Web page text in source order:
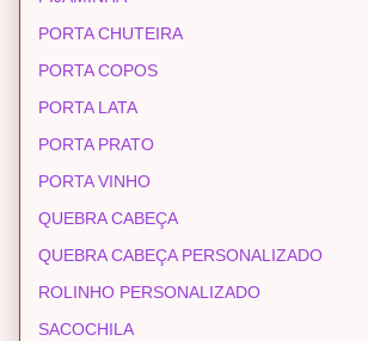
PORTA CHUTEIRA
PORTA COPOS
PORTA LATA
PORTA PRATO
PORTA VINHO
QUEBRA CABEÇA
QUEBRA CABEÇA PERSONALIZADO
ROLINHO PERSONALIZADO
SACOCHILA